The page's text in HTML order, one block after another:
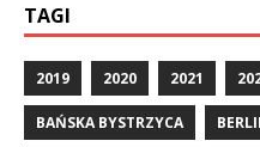
TAGI
2019 2020 2021
BAŃSKA BYSTRZYCA